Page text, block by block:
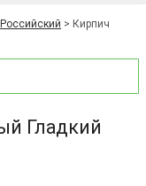
Российский > Кирпич
Гладкий